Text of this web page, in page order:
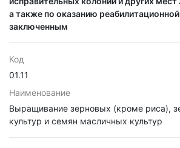
а также по оказанию
заключенным
Код
01.11
Наименование
Выращивание зерновых (кроме риса),
культур и семян масличных культур